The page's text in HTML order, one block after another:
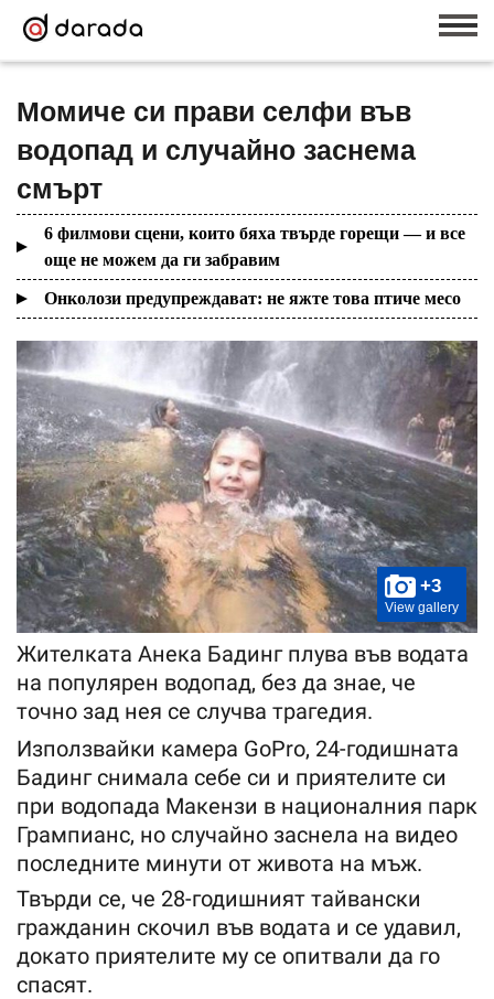
Момиче си прави селфи във
водопад и случайно заснема
смърт
6 филмови сцени, които бяха твърде горещи — и все
още не можем да ги забравим
Онколози предупреждават: не яжте това птиче месо
+3
View gallery
Жителката Анека Бадинг плува във водата
на популярен водопад, без да знае, че
точно зад нея се случва трагедия.
Използвайки камера GoPro, 24-годишната
Бадинг снимала себе си и приятелите си
при водопада Макензи в националния парк
Грампианс, но случайно заснела на видео
последните минути от живота на мъж.
Твърди се, че 28-годишният тайвански
гражданин скочил във водата и се удавил,
докато приятелите му се опитвали да го
спасят.